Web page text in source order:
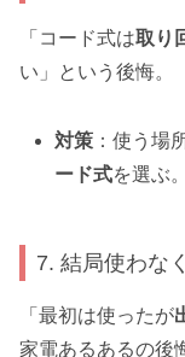
「コード式は取り
い」という後悔。
対策 ：使う場
ード式を選ぶ
7. 結局使わな
「最初は使ったが
家電あるあるの後